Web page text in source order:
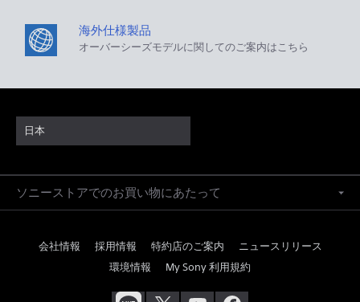
海外仕様製品
オーバーシーズモデルに関してのご案内はこちら
日本
ソニーストアでのお買い物にあたって
会社情報 採用情報 特約店のご案内
ニュースリリース
環境情報
My Sony 利用規約